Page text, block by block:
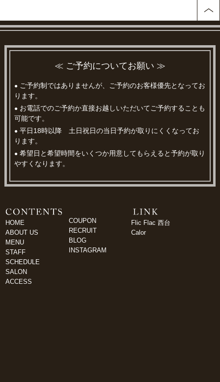
≪ ご予約についてお願い ≫
● ご予約制ではありませんが、ご予約のお客様優先となってお
ります。
● お電話でのご予約か直接お越しいただいてご予約することも
可能です。
● 平日18時以降 土日祝日の当日予約が取りにくくなってお
ります。
● 希望日と希望時間をいくつか用意してもらえると予約が取り
やすくなります。
HOME
ABOUT US
MENU
STAFF
SCHEDULE
SALON
ACCESS
COUPON
RECRUIT
BLOG
INSTAGRAM
Flic Flac 西台
Calor